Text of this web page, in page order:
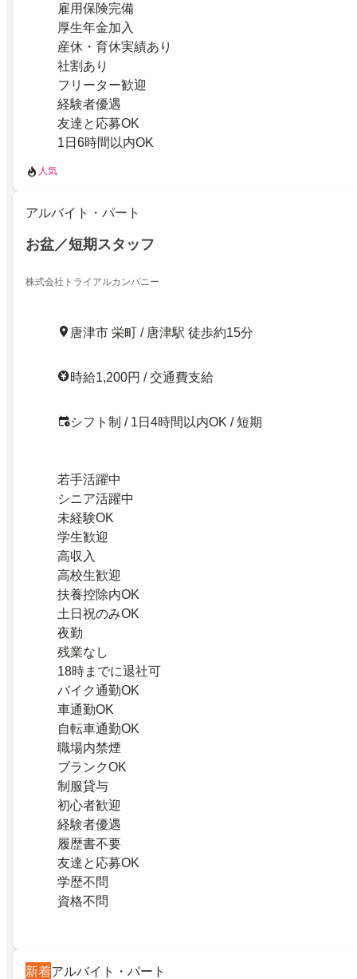
雇用保険完備
厚生年金加入
産休・育休実績あり
社割あり
フリーター歓迎
経験者優遇
友達と応募OK
1日6時間以内OK
人気
アルバイト・パート
お盆／短期スタッフ
株式会社トライアルカンパニー
唐津市 栄町 / 唐津駅 徒歩約15分
時給1,200円 / 交通費支給
シフト制 / 1日4時間以内OK / 短期
若手活躍中
シニア活躍中
未経験OK
学生歓迎
高収入
高校生歓迎
扶養控除内OK
土日祝のみOK
夜勤
残業なし
18時までに退社可
バイク通勤OK
車通勤OK
自転車通勤OK
職場内禁煙
ブランクOK
制服貸与
初心者歓迎
経験者優遇
履歴書不要
友達と応募OK
学歴不問
資格不問
新着アルバイト・パート